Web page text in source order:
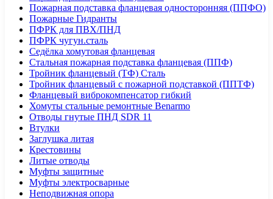
Пожарная подставка фланцевая односторонняя (ППФО)
Пожарные Гидранты
ПФРК для ПВХ/ПНД
ПФРК чугун.сталь
Седёлка хомутовая фланцевая
Стальная пожарная подставка фланцевая (ППФ)
Тройник фланцевый (ТФ) Сталь
Тройник фланцевый с пожарной подставкой (ППТФ)
Фланцевый виброкомпенсатор гибкий
Хомуты стальные ремонтные Benarmo
Отводы гнутые ПНД SDR 11
Втулки
Заглушка литая
Крестовины
Литые отводы
Муфты защитные
Муфты электросварные
Неподвижная опора